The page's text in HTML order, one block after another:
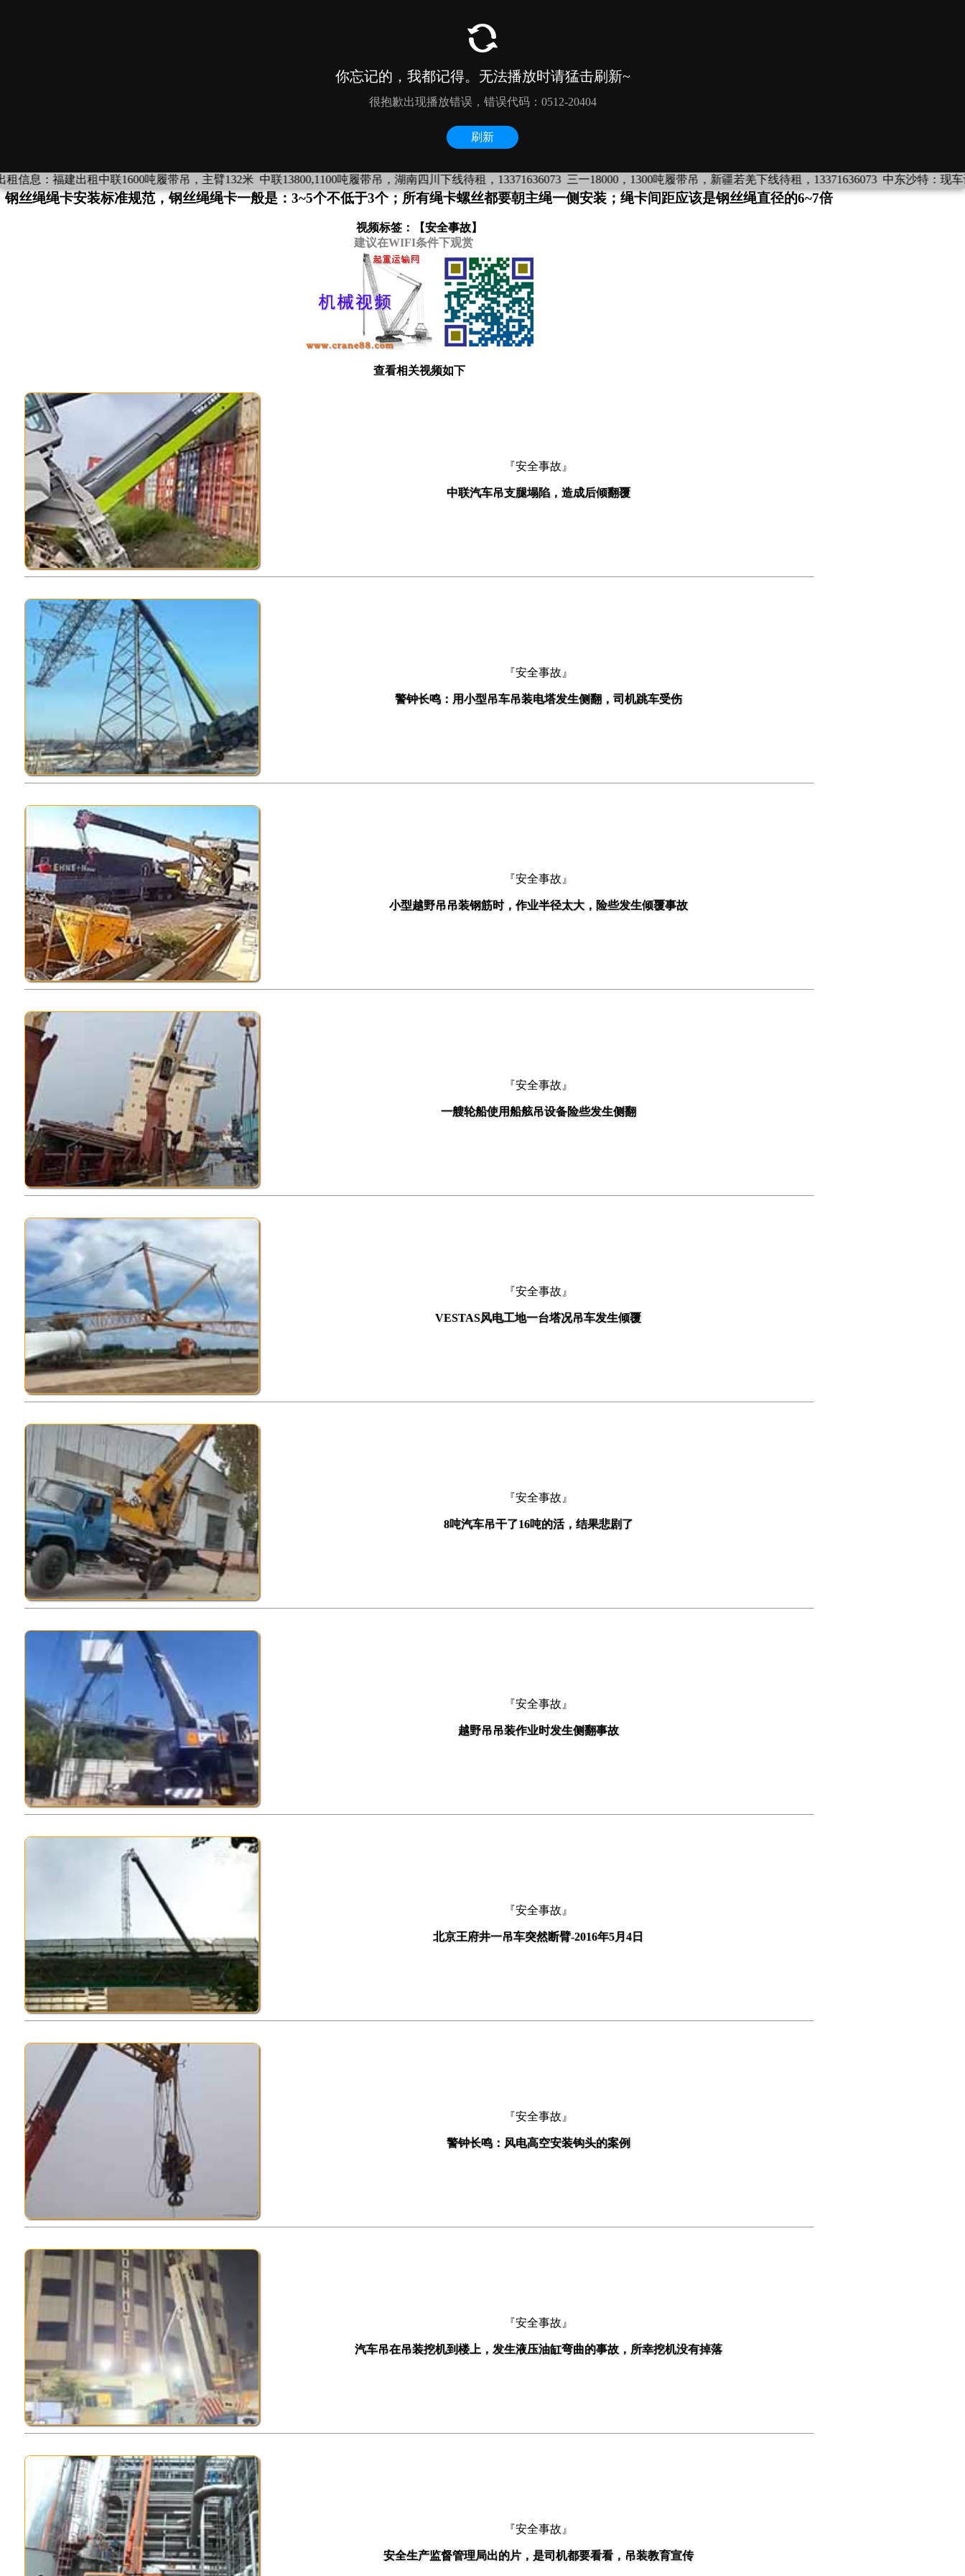
出租中联1600吨履带吊，主臂132米 中联13800,1100吨履带吊，湖南四川下线待租，13371636073 三一18000，1300吨履带吊，新疆若羌下线待租，13371636073 中东沙特：现车设备出租：
钢丝绳绳卡安装标准规范，钢丝绳绳卡一般是：3~5个不低于3个；所有绳卡螺丝都要朝主绳一侧安装；绳卡间距应该是钢丝绳直径的6~7倍
视频标签：【安全事故】
建议在WIFI条件下观赏
查看相关视频如下
『安全事故』
中联汽车吊支腿塌陷，造成后倾翻覆
『安全事故』
警钟长鸣：用小型吊车吊装电塔发生侧翻，司机跳车受伤
『安全事故』
小型越野吊吊装钢筋时，作业半径太大，险些发生倾覆事故
『安全事故』
一艘轮船使用船舷吊设备险些发生侧翻
『安全事故』
VESTAS风电工地一台塔况吊车发生倾覆
『安全事故』
8吨汽车吊干了16吨的活，结果悲剧了
『安全事故』
越野吊吊装作业时发生侧翻事故
『安全事故』
北京王府井一吊车突然断臂-2016年5月4日
『安全事故』
警钟长鸣：风电高空安装钩头的案例
『安全事故』
汽车吊在吊装挖机到楼上，发生液压油缸弯曲的事故，所幸挖机没有掉落
『安全事故』
安全生产监督管理局出的片，是司机都要看看，吊装教育宣传